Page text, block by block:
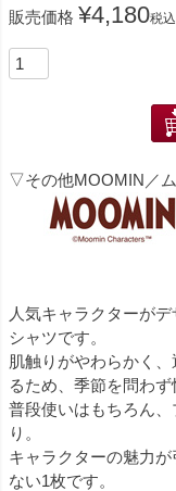
販売価格 ¥4,180税込
▽その他MOOMIN／
人気キャラクターが
シャツです。
肌触りがやわらかく
るため、季節を問わず
普段使いはもちろん
り。
キャラクターの魅力
ない1枚です。